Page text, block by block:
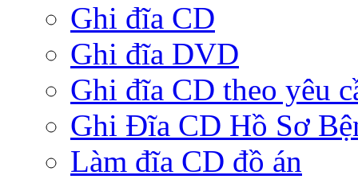
Ghi đĩa CD
Ghi đĩa DVD
Ghi đĩa CD theo yêu
Ghi Đĩa CD Hồ Sơ
Làm đĩa CD đồ án